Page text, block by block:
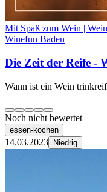
Mit Spaß zum Wein |
Winefun Baden
Die Zeit der Reife -
Wann ist ein Wein trinkreif
Noch nicht bewertet
essen-kochen
14.03.2023 Niedrig